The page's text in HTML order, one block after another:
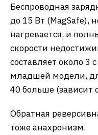
Беспроводная
до 15 Вт (MagSafe),
нагревается, и
скорости
составляет около 3
младшей модели,
40 больше (зависит
Обратная
тоже анахронизм.